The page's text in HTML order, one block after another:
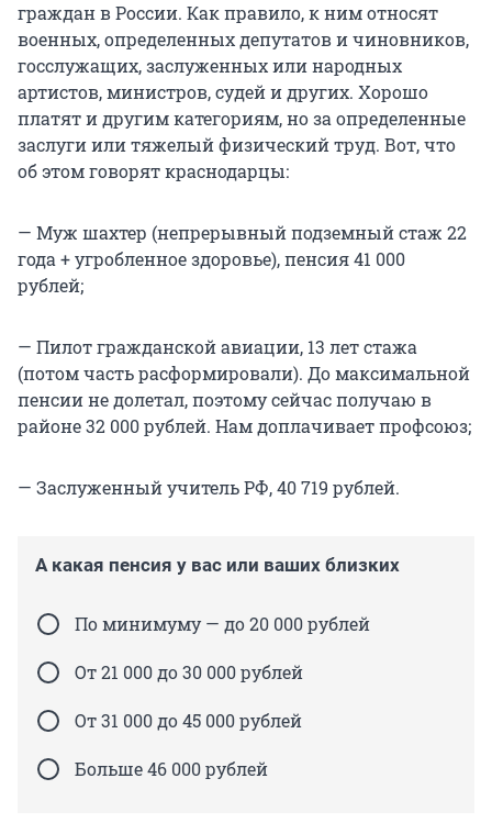
граждан в России. Как правило, к ним относят
военных, определенных депутатов и чиновников,
госслужащих, заслуженных или народных
артистов, министров, судей и других. Хорошо
платят и другим категориям, но за определенные
заслуги или тяжелый физический труд. Вот, что
об этом говорят краснодарцы:
— Муж шахтер (непрерывный подземный стаж 22
года + угробленное здоровье), пенсия 41 000
рублей;
— Пилот гражданской авиации, 13 лет стажа
(потом часть расформировали). До максимальной
пенсии не долетал, поэтому сейчас получаю в
районе 32 000 рублей. Нам доплачивает профсоюз;
— Заслуженный учитель РФ, 40 719 рублей.
А какая пенсия у вас или ваших близких
По минимуму — до 20 000 рублей
От 21 000 до 30 000 рублей
От 31 000 до 45 000 рублей
Больше 46 000 рублей